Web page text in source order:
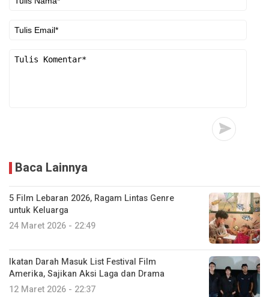
Baca Lainnya
5 Film Lebaran 2026, Ragam Lintas Genre
untuk Keluarga
24 Maret 2026 - 22:49
Ikatan Darah Masuk List Festival Film
Amerika, Sajikan Aksi Laga dan Drama
12 Maret 2026 - 22:37